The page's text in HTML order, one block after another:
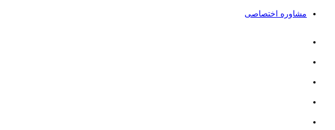
مشاوره اختصاصی